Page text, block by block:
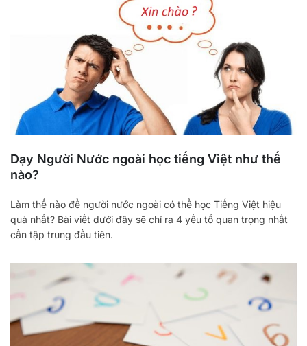
Dạy Người Nước ngoài học tiếng Việt như thế
nào?
Làm thế nào để người nước ngoài có thể học Tiếng Việt hiệu
quả nhất? Bài viết dưới đây sẽ chỉ ra 4 yếu tố quan trọng nhất
cần tập trung đầu tiên.